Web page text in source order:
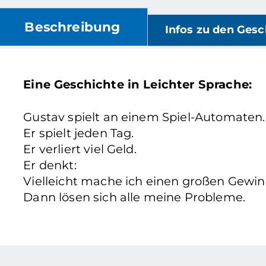
Beschreibung Infos zu den
Eine Geschichte in Leichter Sprache:
Gustav spielt an einem Spiel-Automaten.
Er spielt jeden Tag.
Er verliert viel Geld.
Er denkt:
Vielleicht mache ich einen großen
Dann lösen sich alle meine Probleme.